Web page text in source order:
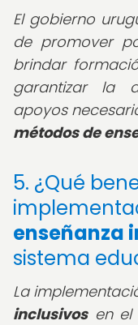
El gobierno
de promover
brindar
garantizar la
apoyos
métodos de
5. ¿Qué
enseñanza
sistema
La
inclusivosen el